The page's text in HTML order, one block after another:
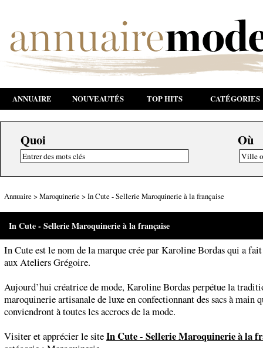
ANNUAIRE NOUVEAUTÉS TOP HITS CATÉGORIES
Quoi Où
Annuaire > Maroquinerie > In Cute - Sellerie Maroquinerie à la française
In Cute - Sellerie Maroquinerie à la française
In Cute est le nom de la marque crée par Karoline Bordas qui a fait
aux Ateliers Grégoire.
Aujourd’hui créatrice de mode, Karoline Bordas perpétue la
maroquinerie artisanale de luxe en confectionnant des sacs à main
conviendront à toutes les accrocs de la mode.
Visiter et apprécier le siteIn Cute - Sellerie Maroquinerie à la